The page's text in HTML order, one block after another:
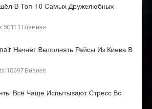
В Топ-10 Самых Дружелюбных
Главная
Начнёт Выполнять Рейсы Из Киева В
Бизнес
Всё Чаще Испытывают Стресс Во